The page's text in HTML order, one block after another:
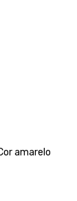
amarelo